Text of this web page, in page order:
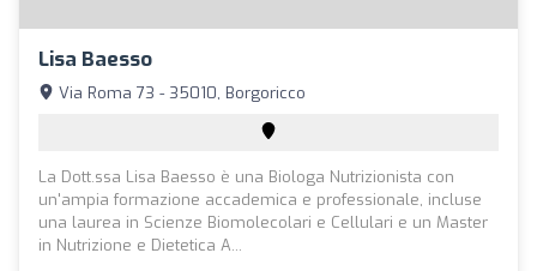
Lisa Baesso
Via Roma 73 - 35010, Borgoricco
La Dott.ssa Lisa Baesso è una Biologa Nutrizionista con
un'ampia formazione accademica e professionale, incluse
una laurea in Scienze Biomolecolari e Cellulari e un Master
in Nutrizione e Dietetica A...